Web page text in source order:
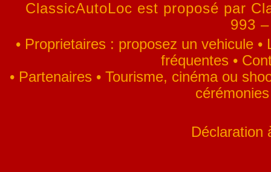
ClassicAutoLoc est proposé par
993
• Proprietaires : proposez un vehicule•
fréquentes •
• Partenaires • Tourisme, cinéma ou
cérémonies
Déclaration